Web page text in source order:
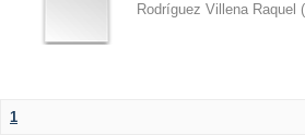
Rodríguez Villena Raquel (
1